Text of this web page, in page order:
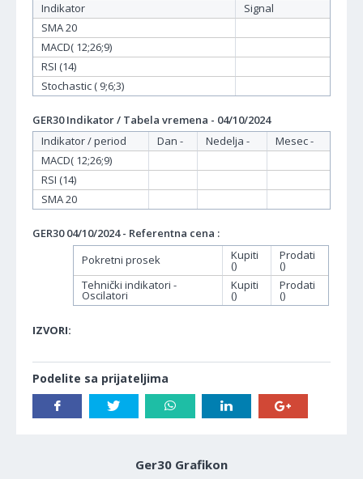
Indikator
Signal
SMA 20
MACD( 12;26;9)
RSI (14)
Stochastic ( 9;6;3)
GER30 Indikator / Tabela vremena - 04/10/2024
Indikator / period
Dan - Nedelja -
Mesec -
MACD( 12;26;9)
RSI (14)
SMA 20
GER30 04/10/2024 - Referentna cena :
Pokretni prosek
Kupiti
()
Prodati
()
Tehnički indikatori -
Oscilatori
Kupiti
()
Prodati
()
IZVORI:
Podelite sa prijateljima
Ger30 Grafikon